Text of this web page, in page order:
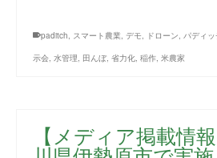
paditch, スマート農業, デモ, ドローン, パディッ
示会, 水管理, 田んぼ, 省力化, 稲作, 米農家
【メディア掲載情